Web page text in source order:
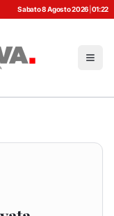
Sabato 8 Agosto 2026 01:22